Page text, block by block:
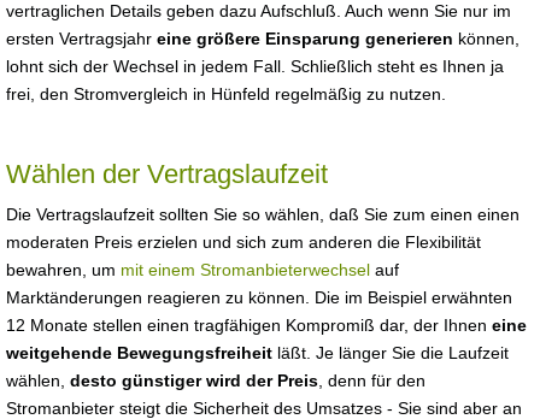
vertraglichen Details geben dazu Aufschluß. Auch wenn Sie nur im
ersten Vertragsjahr eine größere Einsparung generieren können,
lohnt sich der Wechsel in jedem Fall. Schließlich steht es Ihnen ja
frei, den Stromvergleich in Hünfeld regelmäßig zu nutzen.
Wählen der Vertragslaufzeit
Die Vertragslaufzeit sollten Sie so wählen, daß Sie zum einen einen
moderaten Preis erzielen und sich zum anderen die Flexibilität
bewahren, um mit einem Stromanbieterwechsel auf
Marktänderungen reagieren zu können. Die im Beispiel erwähnten
12 Monate stellen einen tragfähigen Kompromiß dar, der Ihnen eine
weitgehende Bewegungsfreiheit läßt. Je länger Sie die Laufzeit
wählen, desto günstiger wird der Preis , denn für den
Stromanbieter steigt die Sicherheit des Umsatzes - Sie sind aber an